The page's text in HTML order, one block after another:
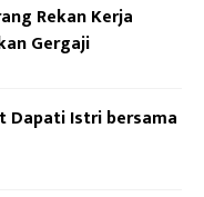
Rekan Kerja
Gergaji
Dapati Istri bersama